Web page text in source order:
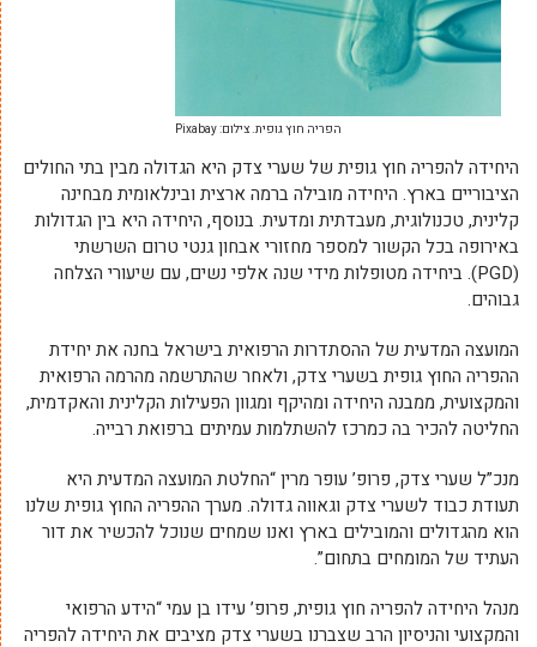
הפריה חוץ גופית. צילום: Pixabay
היחידה להפריה חוץ גופית של שערי צדק היא הגדולה מבין בתי החולים
הציבוריים בארץ. היחידה מובילה ברמה ארצית ובינלאומית מבחינה
קלינית, טכנולוגית, מעבדתית ומדעית. בנוסף, היחידה היא בין הגדולות
באירופה בכל הקשור למספר מחזורי אבחון גנטי טרום השרשתי
(PGD). ביחידה מטופלות מידי שנה אלפי נשים, עם שיעורי הצלחה
גבוהים.
המועצה המדעית של ההסתדרות הרפואית בישראל בחנה את יחידת
ההפריה החוץ גופית בשערי צדק, ולאחר שהתרשמה מהרמה הרפואית
והמקצועית, ממבנה היחידה ומהיקף ומגוון הפעילות הקלינית והאקדמית,
החליטה להכיר בה כמרכז להשתלמות עמיתים ברפואת רבייה.
מנכ”ל שערי צדק, פרופ’ עופר מרין “החלטת המועצה המדעית היא
תעודת כבוד לשערי צדק וגאווה גדולה. מערך ההפריה החוץ גופית שלנו
הוא מהגדולים והמובילים בארץ ואנו שמחים שנוכל להכשיר את דור
העתיד של המומחים בתחום”.
מנהל היחידה להפריה חוץ גופית, פרופ’ עידו בן עמי “הידע הרפואי
והמקצועי והניסיון הרב שצברנו בשערי צדק מציבים את היחידה להפריה